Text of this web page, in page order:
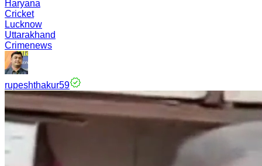
Haryana
Cricket
Lucknow
Uttarakhand
Crimenews
rupeshthakur59